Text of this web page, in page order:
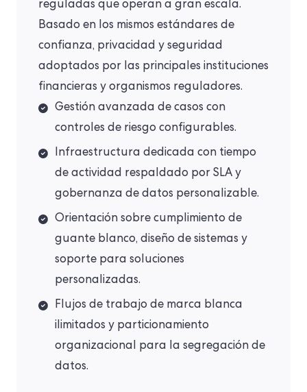
reguladas que operan a gran escala.
Basado en los mismos estándares de
confianza, privacidad y seguridad
adoptados por las principales instituciones
financieras y organismos reguladores.
Gestión avanzada de casos con
controles de riesgo configurables.
Infraestructura dedicada con tiempo
de actividad respaldado por SLA y
gobernanza de datos personalizable.
Orientación sobre cumplimiento de
guante blanco, diseño de sistemas y
soporte para soluciones
personalizadas.
Flujos de trabajo de marca blanca
ilimitados y particionamiento
organizacional para la segregación de
datos.